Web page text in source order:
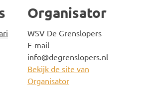
Organisator
WSV De Grenslopers
E-mail
info@degrenslopers.nl
Bekijk de site van
Organisator